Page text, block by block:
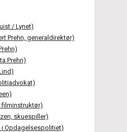
/ Lynet)
Prehn, generaldirektør)
Prehn)
filminstruktør)
skuespiller)
i Opdagelsespolitiet)